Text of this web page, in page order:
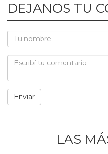
DEJANOS TU
LAS